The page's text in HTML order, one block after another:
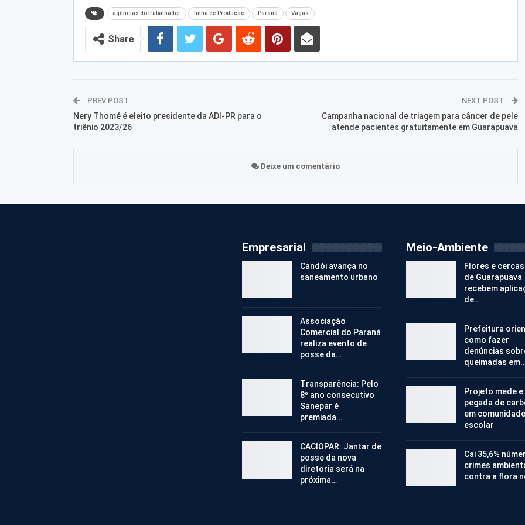
agências do trabalhador linha de Produção Paraná Vagas
Share
PREV POST
Nery Thomé é eleito presidente da ADI-PR para o
triênio 2023/26
NEXT POST
Campanha nacional de triagem para câncer de pele
atende pacientes gratuitamente em Guarapuava
Deixe um comentário
Empresarial
Candói avança no
saneamento urbano
Associação
Comercial do Paraná
realiza evento de
posse da…
Transparência: Pelo
8º ano consecutivo
Sanepar é
premiada…
CACIOPAR: Jantar de
posse da nova
diretoria será na
próxima…
Meio-Ambiente
Flores e cercas
de Guarapuava
recebem
de…
Prefeitura
como fazer
denúncias
queimadas em…
Projeto mede e
pegada de
em comunidade
escolar
Cai 35,6%
crimes
contra a flora